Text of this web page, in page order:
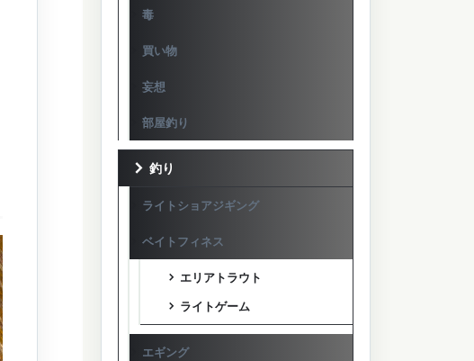
毒
買い物
妄想
部屋釣り
釣り
ライトショアジギング
ベイトフィネス
エリアトラウト
ライトゲーム
エギング